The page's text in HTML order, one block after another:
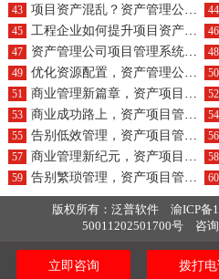
43 项目资产混乱？资产管理公司项目管理系统为您的工程企业解忧! 44
45 工程企业如何提升项目资产管理效率？资产管理公司项目管理系统是关键！ 46
47 资产管理公司项目管理系统：工程企业实现资产与项目可视化的利器 48
49 优化资源配置，资产管理公司项目管理系统助力工程企业高效运营 50
51 商业管理新篇章，资产项目管理软件，让您的资产与项目‘闪耀’在商海之中！ 52
53 商业成功路上，资产项目管理软件，为您的资产与项目‘保驾护航’！ 54
55 告别低效管理，资产项目管理软件，为您的商业梦想‘插上翅膀’！ 56
57 商业管理新纪元，资产项目管理软件，让您的资产与项目‘双丰收’！ 58
59 告别繁琐管理，资产项目管理软件，为您的商业之路‘保驾护航’！ 60
版权所有：泛普软件 渝ICP备
50011202501700号
咨
立即咨询 拨打